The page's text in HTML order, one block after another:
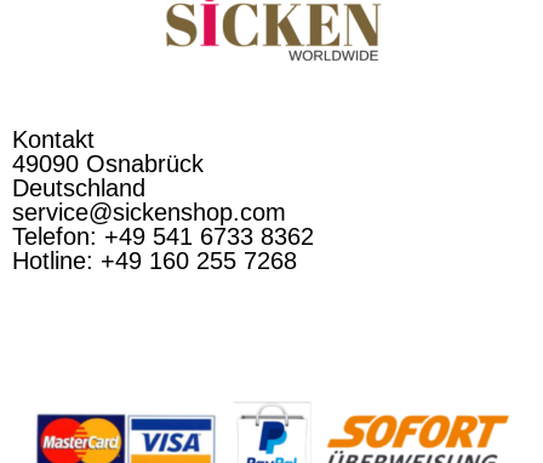
Kontakt
49090 Osnabrück
Deutschland
service@sickenshop.com
Telefon: +49 541 6733 8362
Hotline: +49 160 255 7268